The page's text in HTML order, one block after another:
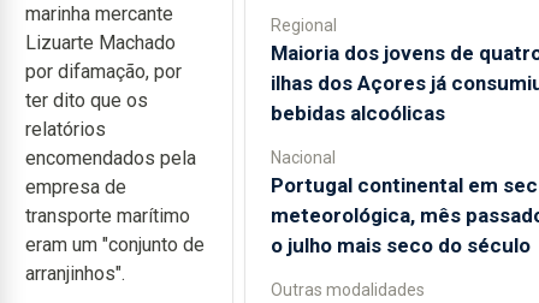
marinha mercante
Lizuarte Machado
por difamação, por
ter dito que os
relatórios
encomendados pela
empresa de
transporte marítimo
eram um "conjunto de
arranjinhos".
Regional
Maioria dos jovens de
ilhas dos Açores já
bebidas alcoólicas
Nacional
Portugal continental em
meteorológica, mês
o julho mais seco do século
Outras modalidades